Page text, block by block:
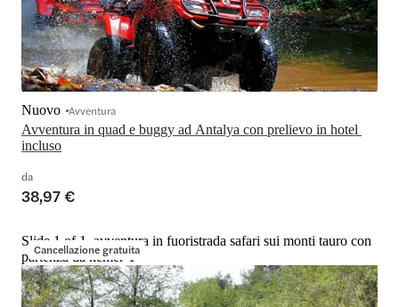
Avventura in quad e buggy ad Antalya con prelievo in hotel
incluso
Nuovo Avventura
da
38,97 €
Cancellazione gratuita
Slide 1 of 1, avventura in fuoristrada safari sui monti tauro con
partenza da kemer-1